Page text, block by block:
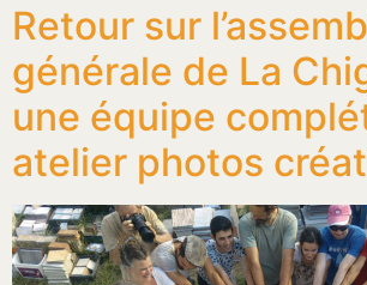
Retour sur
générale de La
une équipe
atelier photos